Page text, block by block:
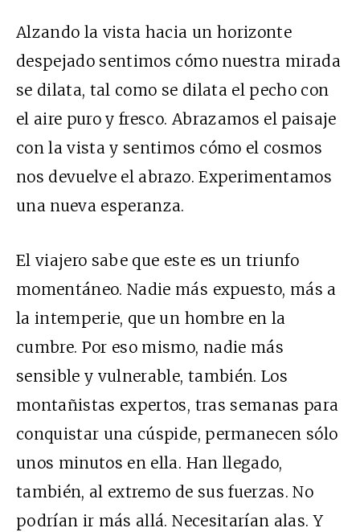
Alzando la vista hacia un horizonte
despejado sentimos cómo nuestra mirada
se dilata, tal como se dilata el pecho con
el aire puro y fresco. Abrazamos el paisaje
con la vista y sentimos cómo el cosmos
nos devuelve el abrazo. Experimentamos
una nueva esperanza.
El viajero sabe que este es un triunfo
momentáneo. Nadie más expuesto, más a
la intemperie, que un hombre en la
cumbre. Por eso mismo, nadie más
sensible y vulnerable, también. Los
montañistas expertos, tras semanas para
conquistar una cúspide, permanecen sólo
unos minutos en ella. Han llegado,
también, al extremo de sus fuerzas. No
podrían ir más allá. Necesitarían alas. Y